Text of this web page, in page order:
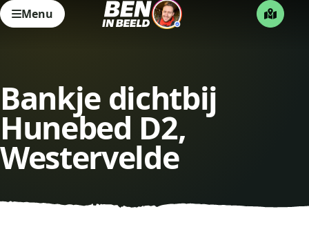
Menu
Bankje dichtbij
Hunebed D2,
Westervelde